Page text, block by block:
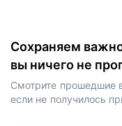
Сохраняем
вы ничего не
Смотрите прошедшие
если не получилось